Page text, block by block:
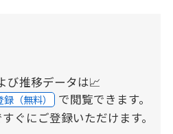
び推移データは📈
録（無料） で閲覧できます。
ぐにご登録いただけます。